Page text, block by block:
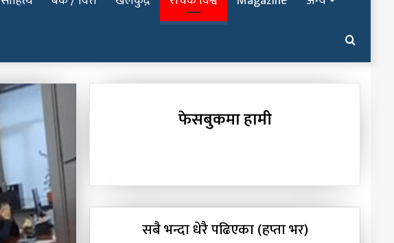
Search
for
फेसबुकमा हामी
सबै भन्दा धेरै पढिएका (हप्ता भर)